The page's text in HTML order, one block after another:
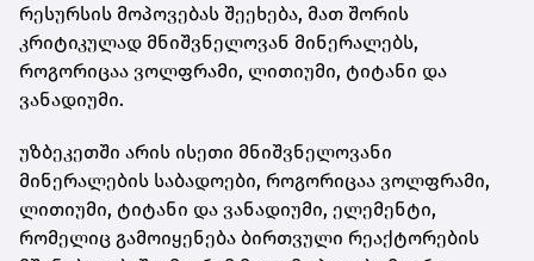
რესურსის მოპოვებას შეეხება, მათ შორის
კრიტიკულად მნიშვნელოვან მინერალებს,
როგორიცაა ვოლფრამი, ლითიუმი, ტიტანი და
ვანადიუმი.
უზბეკეთში არის ისეთი მნიშვნელოვანი
მინერალების საბადოები, როგორიცაა ვოლფრამი,
ლითიუმი, ტიტანი და ვანადიუმი, ელემენტი,
რომელიც გამოიყენება ბირთვული რეაქტორების